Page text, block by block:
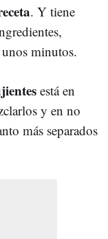
. Y tiene
minutos.
está en
y en no
más separados